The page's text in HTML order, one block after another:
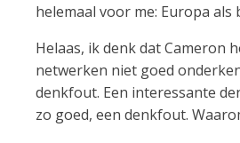
helemaal voor me: Europa als
Helaas, ik denk dat Cameron
netwerken niet goed
denkfout. Een interessante
zo goed, een denkfout.